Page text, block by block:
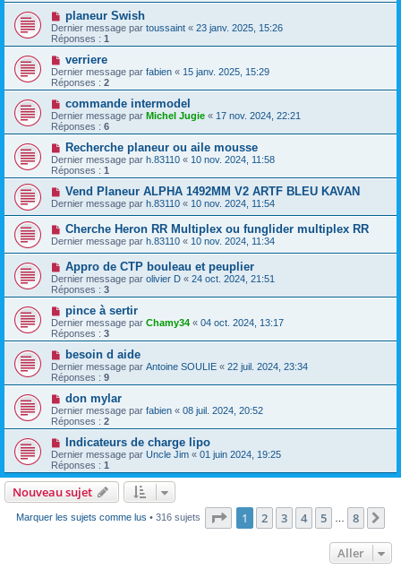
planeur Swish
Dernier message par toussaint « 23 janv. 2025, 15:26
Réponses : 1
verriere
Dernier message par fabien « 15 janv. 2025, 15:29
Réponses : 2
commande intermodel
Dernier message par Michel Jugie « 17 nov. 2024, 22:21
Réponses : 6
Recherche planeur ou aile mousse
Dernier message par h.83110 « 10 nov. 2024, 11:58
Réponses : 1
Vend Planeur ALPHA 1492MM V2 ARTF BLEU KAVAN
Dernier message par h.83110 « 10 nov. 2024, 11:54
Cherche Heron RR Multiplex ou funglider multiplex RR
Dernier message par h.83110 « 10 nov. 2024, 11:34
Appro de CTP bouleau et peuplier
Dernier message par olivier D « 24 oct. 2024, 21:51
Réponses : 3
pince à sertir
Dernier message par Chamy34 « 04 oct. 2024, 13:17
Réponses : 3
besoin d aide
Dernier message par Antoine SOULIE « 22 juil. 2024, 23:34
Réponses : 9
don mylar
Dernier message par fabien « 08 juil. 2024, 20:52
Réponses : 2
Indicateurs de charge lipo
Dernier message par Uncle Jim « 01 juin 2024, 19:25
Réponses : 1
Nouveau sujet
Marquer les sujets comme lus • 316 sujets Page 1sur8
1 2 3 4 5 8
Aller